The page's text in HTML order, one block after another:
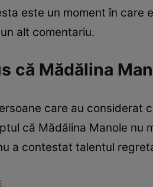
este un moment în care
alt comentariu.
că Mădălina
care au considerat
că Mădălina Manole nu
a contestat talentul